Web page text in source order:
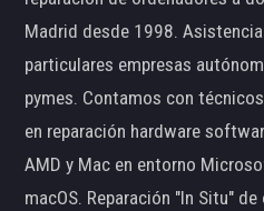
Madrid desde 1998.
particulares empresas
pymes. Contamos con
en reparación hardware
AMD y Mac en entorno
macOS. Reparación "In Situ"